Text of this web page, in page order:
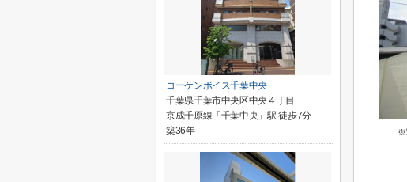
※
コーケンボイス千葉中央
千葉県千葉市中央区中央４丁目
京成千原線「千葉中央」駅 徒歩7分
築36年